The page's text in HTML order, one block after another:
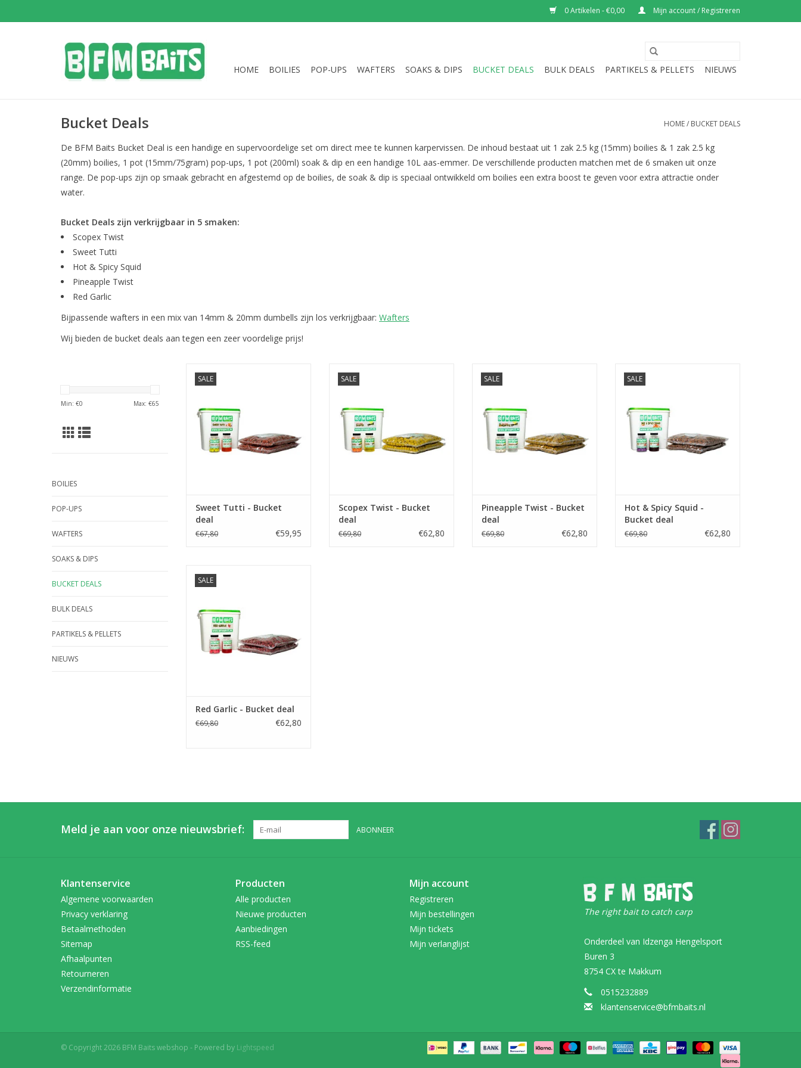
0 Artikelen - €0,00 Mijn account / Registreren
HOME BOILIES POP-UPS WAFTERS SOAKS & DIPS BUCKET DEALS BULK DEALS PARTIKELS & PELLETS NIEUWS
Bucket Deals HOME/ BUCKET DEALS
De BFM Baits Bucket Deal is een handige en supervoordelige set om direct mee te kunnen karpervissen. De inhoud bestaat uit 1 zak 2.5 kg (15mm) boilies & 1 zak 2.5 kg
(20mm) boilies, 1 pot (15mm/75gram) pop-ups, 1 pot (200ml) soak & dip en een handige 10L aas-emmer. De verschillende producten matchen met de 6 smaken uit onze
range. De pop-ups zijn op smaak gebracht en afgestemd op de boilies, de soak & dip is speciaal ontwikkeld om boilies een extra boost te geven voor extra attractie onder
water.
Bucket Deals zijn verkrijgbaar in 5 smaken:
Scopex Twist
Sweet Tutti
Hot & Spicy Squid
Pineapple Twist
Red Garlic
Bijpassende wafters in een mix van 14mm & 20mm dumbells zijn los verkrijgbaar: Wafters
Wij bieden de bucket deals aan tegen een zeer voordelige prijs!
Min: €0 Max: €65
BOILIES
POP-UPS
WAFTERS
SOAKS & DIPS
BUCKET DEALS
BULK DEALS
PARTIKELS & PELLETS
NIEUWS
SALE
Sweet tutti Bucket Deal, een
visklaar voor aan de waterkant.
TOEVOEGEN AAN WINKELWAGEN
Sweet Tutti - Bucket
deal
€67,80 €59,95
SALE
Met deze bucketdeal bent u gelijk
sessie, Onze Scopex Twist kent
geen gelijke.
TOEVOEGEN AAN WINKELWAGEN
Scopex Twist - Bucket
deal
€69,80 €62,80
SALE
Met deze handige bucketdeal
onvergetelijke sessie.
TOEVOEGEN AAN WINKELWAGEN
Pineapple Twist - Bucket
deal
€69,80 €62,80
SALE
Hot en Spicy Squid bucket deal.
handige emmer.
TOEVOEGEN AAN WINKELWAGEN
Hot & Spicy Squid -
Bucket deal
€69,80 €62,80
SALE
De ideale pack om mee te nemen
ups, soak en een handige
emmer.
TOEVOEGEN AAN WINKELWAGEN
Red Garlic - Bucket deal
€69,80 €62,80
Meld je aan voor onze nieuwsbrief: ABONNEER
Klantenservice
Algemene voorwaarden
Privacy verklaring
Betaalmethoden
Sitemap
Afhaalpunten
Retourneren
Verzendinformatie
Producten
Alle producten
Nieuwe producten
Aanbiedingen
RSS-feed
Mijn account
Registreren
Mijn bestellingen
Mijn tickets
Mijn verlanglijst
The right bait to catch carp
Onderdeel van Idzenga Hengelsport
Buren 3
8754 CX te Makkum
0515232889
klantenservice@bfmbaits.nl
© Copyright 2026 BFM Baits webshop - Powered by Lightspeed